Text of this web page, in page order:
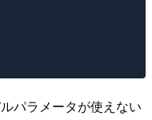
パラメータが使えない